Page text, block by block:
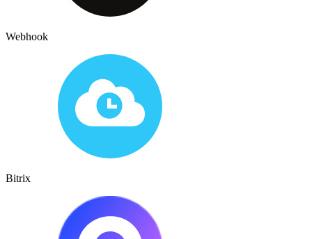
Webhook
Bitrix